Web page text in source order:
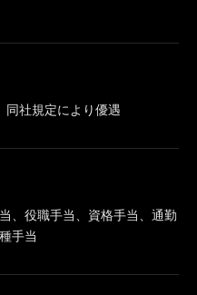
同社規定により優遇
、役職手当、資格手当、通勤
手当